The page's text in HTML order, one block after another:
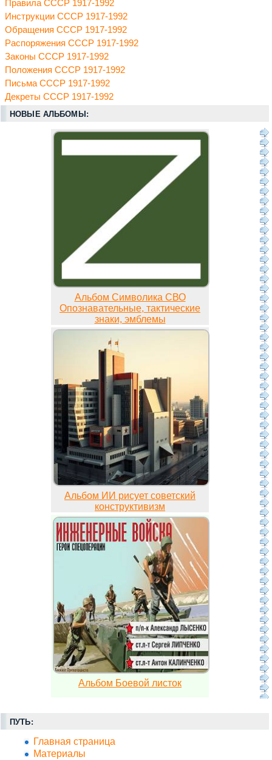
Правила СССР 1917-1992
Инструкции СССР 1917-1992
Обращения СССР 1917-1992
Распоряжения СССР 1917-1992
Законы СССР 1917-1992
Положения СССР 1917-1992
Письма СССР 1917-1992
Декреты СССР 1917-1992
НОВЫЕ АЛЬБОМЫ:
Альбом Символика СВО
Опознавательные, тактические
знаки, эмблемы
Альбом ИИ рисует советский
конструктивизм
Альбом Боевой листок
ПУТЬ:
Главная страница
Материалы